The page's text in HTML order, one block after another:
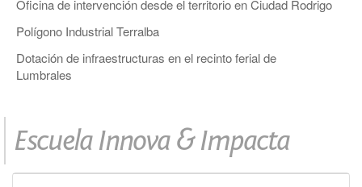
Oficina de intervención desde el territorio en Ciudad Rodrigo
Polígono Industrial Terralba
Dotación de infraestructuras en el recinto ferial de
Lumbrales
Escuela Innova & Impacta